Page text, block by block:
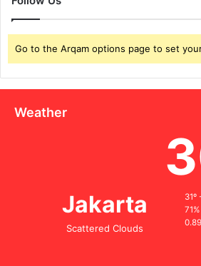
Go to the Arqam options page to set
Weather
Jakarta
Scattered Clouds
31º
71%